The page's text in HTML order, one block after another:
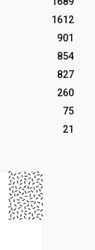
1612
901
854
827
260
75
21